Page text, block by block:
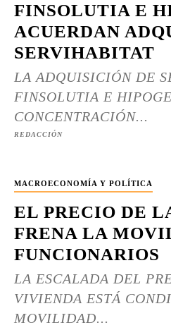
FINSOLUTIA E
ACUERDAN
SERVIHABITAT
LA ADQUISICIÓN DE
FINSOLUTIA E
CONCENTRACIÓN...
REDACCIÓN
MACROECONOMÍA Y POLÍTICA
EL PRECIO DE
FRENA LA
FUNCIONARIOS
LA ESCALADA DEL
VIVIENDA ESTÁ
MOVILIDAD...